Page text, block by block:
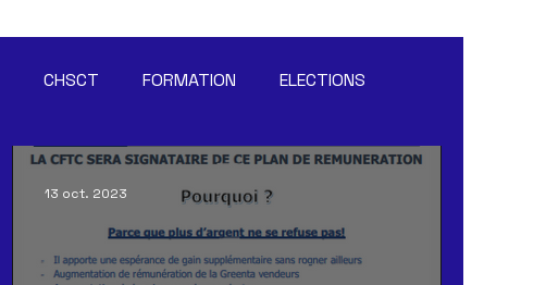
CHSCT FORMATION ELECTIONS
GENERAL CSE MUTUELLE & PREVOYANCE
RACHAT
13 oct. 2023